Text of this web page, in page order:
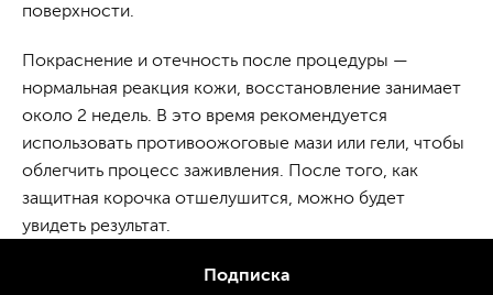
поверхности.
Покраснение и отечность после процедуры —
нормальная реакция кожи, восстановление занимает
около 2 недель. В это время рекомендуется
использовать противоожоговые мази или гели, чтобы
облегчить процесс заживления. После того, как
защитная корочка отшелушится, можно будет
увидеть результат.
Подписка